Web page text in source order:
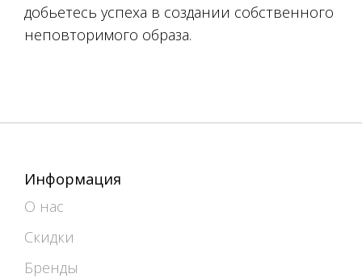
добьетесь успеха в создании собственного
неповторимого образа.
Информация
О нас
Скидки
Бренды